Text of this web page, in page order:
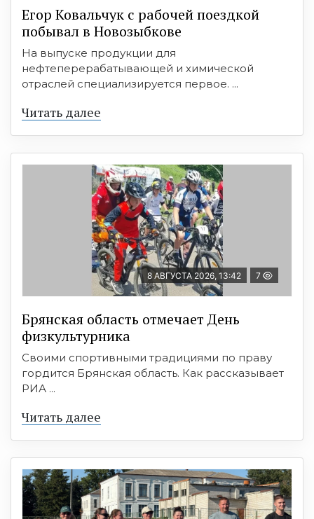
Егор Ковальчук с рабочей поездкой
побывал в Новозыбкове
На выпуске продукции для
нефтеперерабатывающей и химической
отраслей специализируется первое. ...
Читать далее
8 АВГУСТА 2026, 13:42 7
Брянская область отмечает День
физкультурника
Своими спортивными традициями по праву
гордится Брянская область. Как рассказывает
РИА ...
Читать далее